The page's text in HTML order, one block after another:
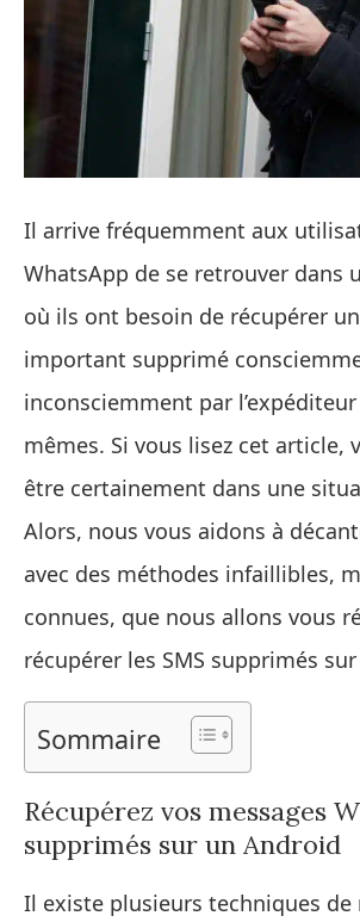
Il arrive fréquemment aux
WhatsApp de se retrouver dans
où ils ont besoin de récupérer
important supprimé
inconsciemment par
mêmes. Si vous lisez cet article,
être certainement dans une
Alors, nous vous aidons à
avec des méthodes infaillibles,
connues, que nous allons vous
récupérer les SMS supprimés
Sommaire
Récupérez vos messages
supprimés sur un Android
Il existe plusieurs techniques de